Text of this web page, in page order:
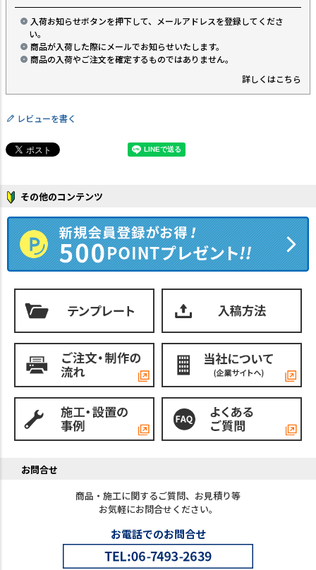
入荷お知らせボタンを押下して、メールアドレスを登録してくださ
い。
商品が入荷した際にメールでお知らせいたします。
商品の入荷やご注文を確定するものではありません。
詳しくはこちら
レビューを書く
その他のコンテンツ
お問合せ
商品・施工に関するご質問、お見積り等
お気軽にお問合せください。
お電話でのお問合せ